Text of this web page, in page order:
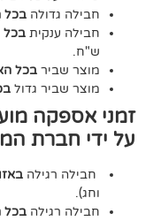
בכל הארץ – קרטון מעל 90 ס"מ –
בכל הארץ
בכל הארץ– עד 49 ס"מ – 60 ש"ח.
גדול
בכל הארץ– מעל 50 ס"מ – 200 ש"ח.
מוערכים
המשלוחים:
באזור ירושלים
בכל הארץ1-5 ימי עסקים